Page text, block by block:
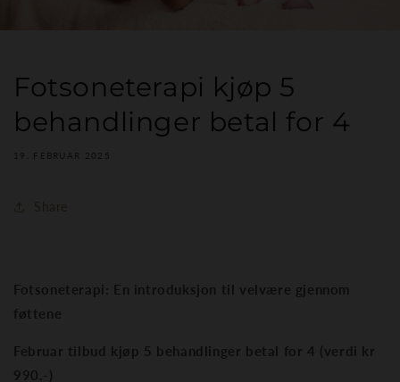
Fotsoneterapi kjøp 5
behandlinger betal for 4
19. FEBRUAR 2025
Fotsoneterapi: En introduksjon til velvære gjennom
føttene
Februar tilbud kjøp 5 behandlinger betal for 4 (verdi kr
990.-)